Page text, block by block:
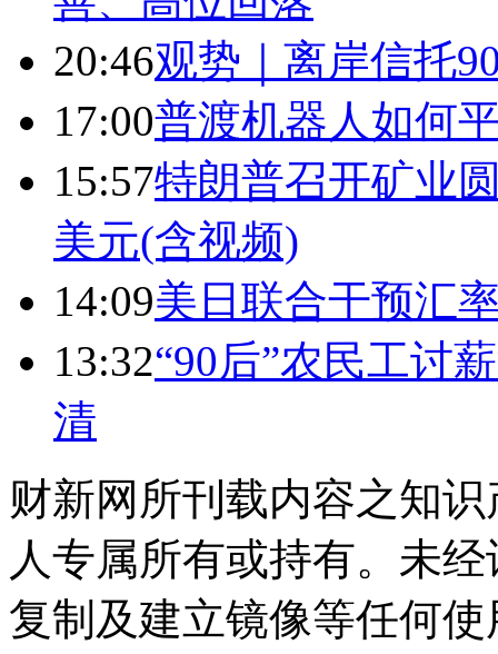
20:46观势｜离岸信托
17:00普渡机器人如何
15:57特朗普召开矿业
美元(含视频)
14:09美日联合干预汇
13:32“90后”农民工讨
清
财新网所刊载内容之知
人专属所有或持有。未
复制及建立镜像等任何使